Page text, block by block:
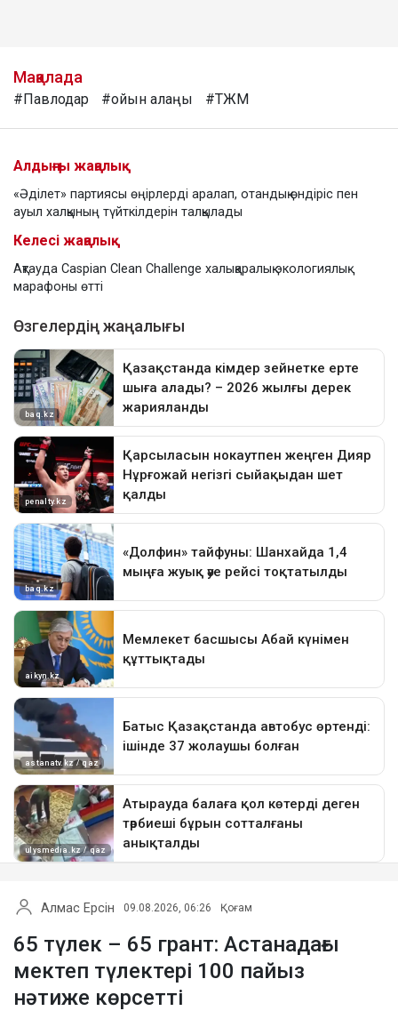
Мақалада
#Павлодар #ойын алаңы #ТЖМ
Алдыңғы жаңалық
«Әділет» партиясы өңірлерді аралап, отандық өндіріс пен
ауыл халқының түйткілдерін талқылады
Келесі жаңалық
Ақтауда Caspian Clean Challenge халықаралық экологиялық
марафоны өтті
Алмас Ерсін 09.08.2026, 06:26 Қоғам
65 түлек – 65 грант: Астанадағы
мектеп түлектері 100 пайыз
нәтиже көрсетті